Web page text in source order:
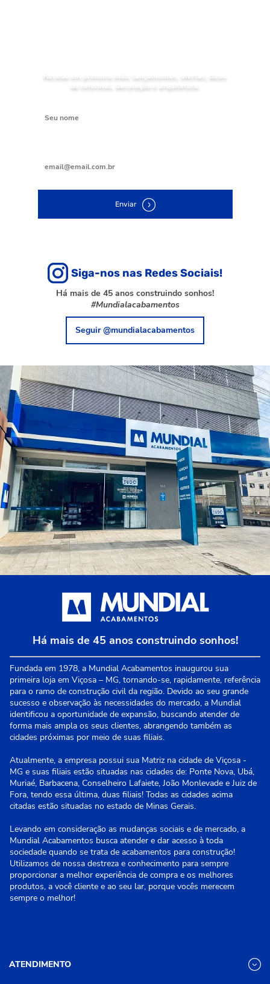
Receba em primeira mão, lançamentos, ofertas, dicas
de reformas, decoração e arquitetura.
Enviar
Siga-nos nas Redes Sociais!
Há mais de 45 anos construindo sonhos!
#Mundialacabamentos
Seguir @mundialacabamentos
Há mais de 45 anos construindo sonhos!
Fundada em 1978, a Mundial Acabamentos inaugurou sua
primeira loja em Viçosa – MG, tornando-se, rapidamente, referência
para o ramo de construção civil da região. Devido ao seu grande
sucesso e observação às necessidades do mercado, a Mundial
identificou a oportunidade de expansão, buscando atender de
forma mais ampla os seus clientes, abrangendo também as
cidades próximas por meio de suas filiais.
Atualmente, a empresa possui sua Matriz na cidade de Viçosa -
MG e suas filiais estão situadas nas cidades de: Ponte Nova, Ubá,
Muriaé, Barbacena, Conselheiro Lafaiete, João Monlevade e Juiz de
Fora, tendo essa última, duas filiais! Todas as cidades acima
citadas estão situadas no estado de Minas Gerais.
Levando em consideração as mudanças sociais e de mercado, a
Mundial Acabamentos busca atender e dar acesso à toda
sociedade quando se trata de acabamentos para construção!
Utilizamos de nossa destreza e conhecimento para sempre
proporcionar a melhor experiência de compra e os melhores
produtos, a você cliente e ao seu lar, porque vocês merecem
sempre o melhor!
ATENDIMENTO